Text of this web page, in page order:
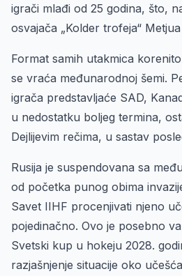
igrači mlađi od 25 godina, što,
osvajača „Kolder trofeja“
Format samih utakmica
se vraća međunarodnoj šemi.
igrača predstavljaće SAD,
u nedostatku boljeg termina,
Dejlijevim rečima, u sastav
Rusija je suspendovana sa
od početka punog obima
Savet IIHF procenjivati njeno
pojedinačno. Ovo je posebno
Svetski kup u hokeju 2028.
razjašnjenje situacije oko